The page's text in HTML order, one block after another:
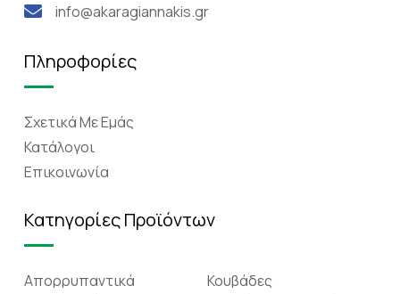
info@akaragiannakis.gr
Πληροφορίες
Σχετικά Mε Eμάς
Κατάλογοι
Επικοινωνία
Κατηγορίες Προϊόντων
Απορρυπαντικά
Κουβάδες